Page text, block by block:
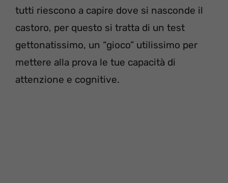
tutti riescono a capire dove si nasconde il
castoro, per questo si tratta di un test
gettonatissimo, un “gioco” utilissimo per
mettere alla prova le tue capacità di
attenzione e cognitive.